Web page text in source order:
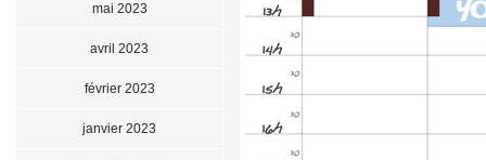
mai 2023
avril 2023
février 2023
janvier 2023